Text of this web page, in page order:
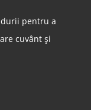
pentru a
cuvânt și